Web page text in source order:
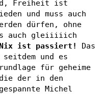
Freiheit ist
und muss auch
dürfen, ohne
auch gleiiiiich
ist passiert!
Das
und es
für geheime
der in den
Michel